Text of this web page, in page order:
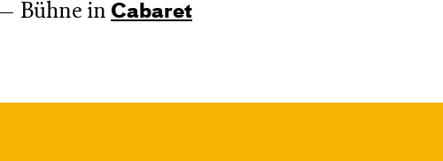
Bühne in Cabaret